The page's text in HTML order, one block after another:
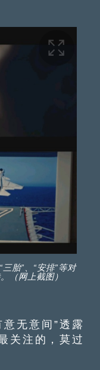
胎”、“安排”等对
（网上截图）
无意间”透露
关注的，莫过